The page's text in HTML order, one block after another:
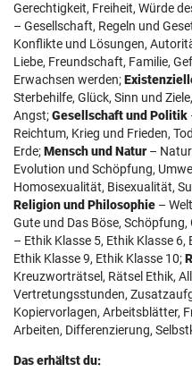
Gerechtigkeit, Freiheit, Würde
– Gesellschaft, Regeln und
Konflikte und Lösungen,
Liebe, Freundschaft, Familie,
Erwachsen werden;
Sterbehilfe, Glück, Sinn und
Angst;Gesellschaft und Politik
Reichtum, Krieg und Frieden,
Erde;Mensch und Natur– Natur
Evolution und Schöpfung,
Homosexualität, Bisexualität,
Religion und Philosophie –
Gute und Das Böse, Schöpfung,
– Ethik Klasse 5, Ethik Klasse 6,
Ethik Klasse 9, Ethik Klasse 10;
Kreuzworträtsel, Rätsel Ethik,
Vertretungsstunden,
Kopiervorlagen, Arbeitsblätter,
Arbeiten, Differenzierung,
Das erhältst du: